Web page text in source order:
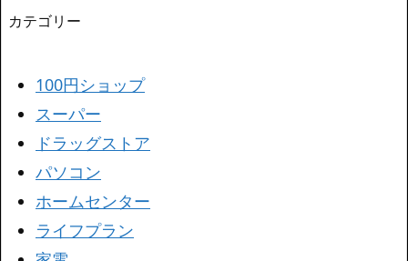
カテゴリー
100円ショップ
スーパー
ドラッグストア
パソコン
ホームセンター
ライフプラン